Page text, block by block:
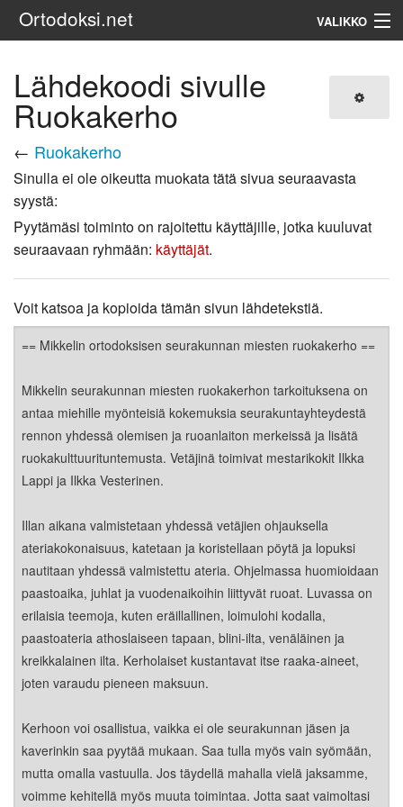
Ortodoksi.net VALIKKO
Haku
Lähdekoodi sivulle
Ruokakerho
← Ruokakerho
Sinulla ei ole oikeutta muokata tätä sivua seuraavasta
syystä:
Pyytämäsi toiminto on rajoitettu käyttäjille, jotka kuuluvat
seuraavaan ryhmään: käyttäjät.
Voit katsoa ja kopioida tämän sivun lähdetekstiä.